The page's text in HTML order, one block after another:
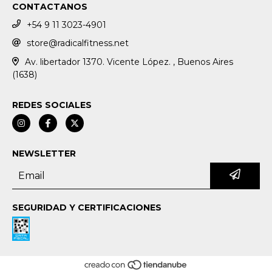
CONTACTANOS
+54 9 11 3023-4901
store@radicalfitness.net
Av. libertador 1370. Vicente López. , Buenos Aires
(1638)
REDES SOCIALES
NEWSLETTER
SEGURIDAD Y CERTIFICACIONES